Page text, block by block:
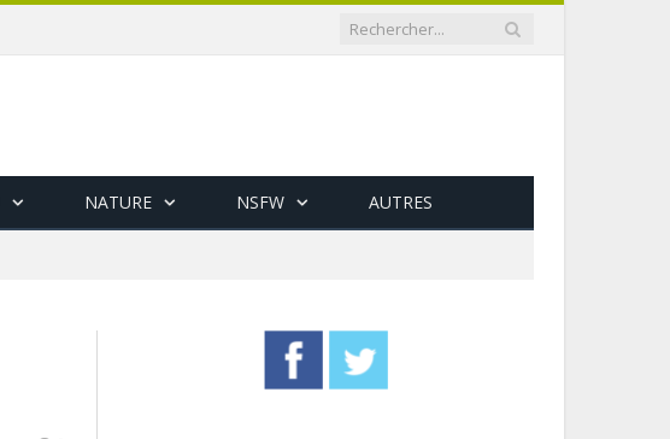
NATURE NSFW AUTRES